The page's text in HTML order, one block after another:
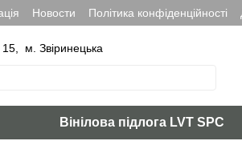
Новости Політика конфіденційності
15, м. Звіринецька
Вінілова підлога LVT SPC